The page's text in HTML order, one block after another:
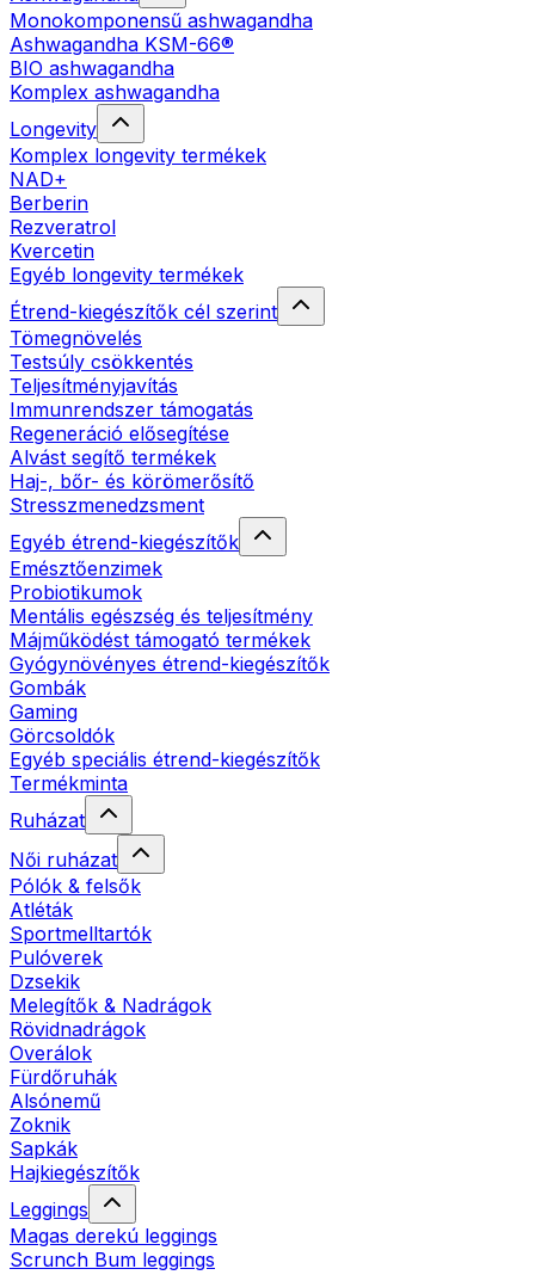
Monokomponensű ashwagandha
Ashwagandha KSM-66®
BIO ashwagandha
Komplex ashwagandha
Longevity
Komplex longevity termékek
NAD+
Berberin
Rezveratrol
Kvercetin
Egyéb longevity termékek
Étrend-kiegészítők cél szerint
Tömegnövelés
Testsúly csökkentés
Teljesítményjavítás
Immunrendszer támogatás
Regeneráció elősegítése
Alvást segítő termékek
Haj-, bőr- és körömerősítő
Stresszmenedzsment
Egyéb étrend-kiegészítők
Emésztőenzimek
Probiotikumok
Mentális egészség és teljesítmény
Májműködést támogató termékek
Gyógynövényes étrend-kiegészítők
Gombák
Gaming
Görcsoldók
Egyéb speciális étrend-kiegészítők
Termékminta
Ruházat
Női ruházat
Pólók & felsők
Atléták
Sportmelltartók
Pulóverek
Dzsekik
Melegítők & Nadrágok
Rövidnadrágok
Overálok
Fürdőruhák
Alsónemű
Zoknik
Sapkák
Hajkiegészítők
Leggings
Magas derekú leggings
Scrunch Bum leggings